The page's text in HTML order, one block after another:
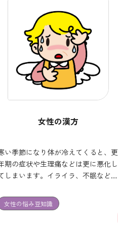
女性の漢方
い季節になり体が冷えてくると、更
期の症状や生理痛などは更に悪化し
しまいます。イライラ、不眠などの
質に合った漢方薬を１ヶ月程度は継
して服用し効果を確認しましょう。
女性の悩み豆知識